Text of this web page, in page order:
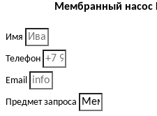
Мембранный насос
Имя
Телефон
Email
Предмет запроса